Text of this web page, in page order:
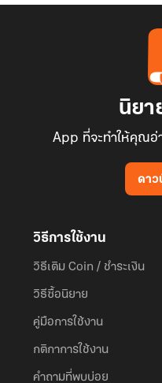
นิยา
App ที่จะทำให้คุณอ่
ดาว
วิธีการใช้งาน
วิธีเติม Coin / ชำระเงิน
วิธีซื้อนิยาย
คู่มือการใช้งาน
กติกาการใช้งาน
คำถามที่พบบ่อย